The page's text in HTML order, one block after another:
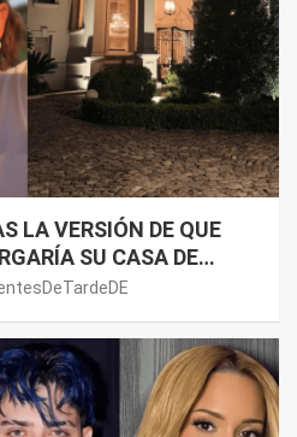
LA VERSIÓN DE QUE
SU CASA DE
RASCAR DE ALGÚN